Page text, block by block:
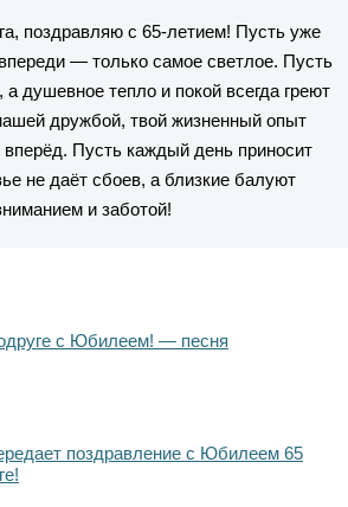
поздравляю с 65-летием! Пусть уже
— только самое светлое. Пусть
душевное тепло и покой всегда греют
дружбой, твой жизненный опыт
вперёд. Пусть каждый день приносит
не даёт сбоев, а близкие балуют
и заботой!
с Юбилеем! — песня
поздравление с Юбилеем 65